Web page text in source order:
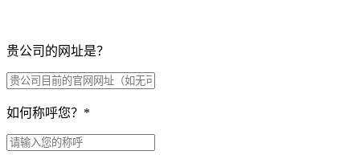
贵公司的网址是？
如何称呼您？ *